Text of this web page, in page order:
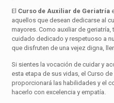
El Curso de Auxiliar de Geriatría
aquellos que desean dedicarse al
mayores. Como auxiliar de
cuidado dedicado y respetuoso a
que disfruten de una vejez digna,
Si sientes la vocación de cuidar y
esta etapa de sus vidas, el Curso
proporcionará las habilidades y el
hacerlo con excelencia y empatía.